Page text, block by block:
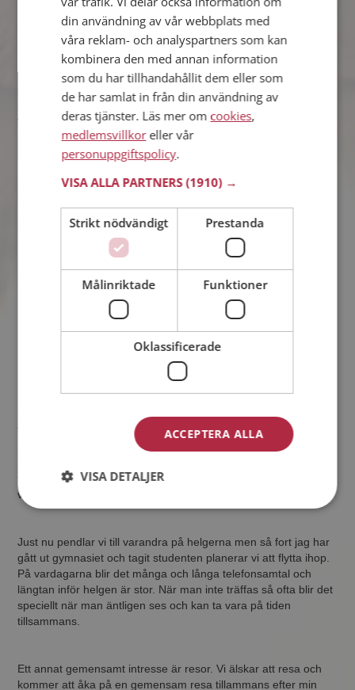
Efter vår förstadejtvar vi nog lite osäkra på hur vi båda ville ha
det. Så därför bestämde vi oss för att träffas en gång till och det
var då det sa ”klick”. Trots detta blev vi inte tillsammans förrän
på tredje träffen. Då hade alla bitar fallit på plats och vi hade
båda känt efter hur vi ville ha det och vad vi kände för
varandra, vår kärlek bara växte och växte.
Vi är väldigt lika varandra, vi skrattar åt samma saker, har
samma intressen. Båda gillar film, musik, simning, bio och
tillsammans och kan skratta åt det mesta och det tycker vi är
viktigt i ett förhållande.
Just nu pendlar vi till varandra på helgerna men så fort jag har
gått ut gymnasiet och tagit studenten planerar vi att flytta ihop.
På vardagarna blir det många och långa telefonsamtal och
längtan inför helgen är stor. När man inte träffas så ofta blir det
speciellt när man äntligen ses och kan ta vara på tiden
tillsammans.
Ett annat gemensamt intresse är resor. Vi älskar att resa och
kommer att åka på en gemensam resa tillammans efter min
din användning av vår webbplats med
våra reklam- och analyspartners som kan
kombinera den med annan information
som du har tillhandahållit dem eller som
de har samlat in från din användning av
deras tjänster. Läs mer om cookies,
medlemsvillkoreller vår
personuppgiftspolicy.
VISA ALLA PARTNERS(1910) →
Strikt nödvändigt Prestanda
Målinriktade Funktioner
Oklassificerade
ACCEPTERA ALLA
VISA DETALJER